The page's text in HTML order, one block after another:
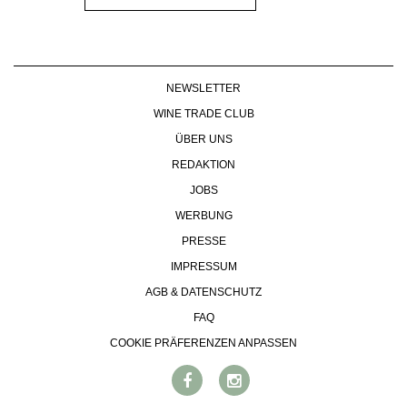
NEWSLETTER
WINE TRADE CLUB
ÜBER UNS
REDAKTION
JOBS
WERBUNG
PRESSE
IMPRESSUM
AGB & DATENSCHUTZ
FAQ
COOKIE PRÄFERENZEN ANPASSEN